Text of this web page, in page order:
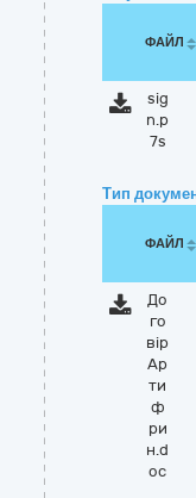
ФАЙЛ
sig
n.p
7s
Тип
ФАЙЛ
До
го
вір
Ар
ти
ф
ри
н.d
oc